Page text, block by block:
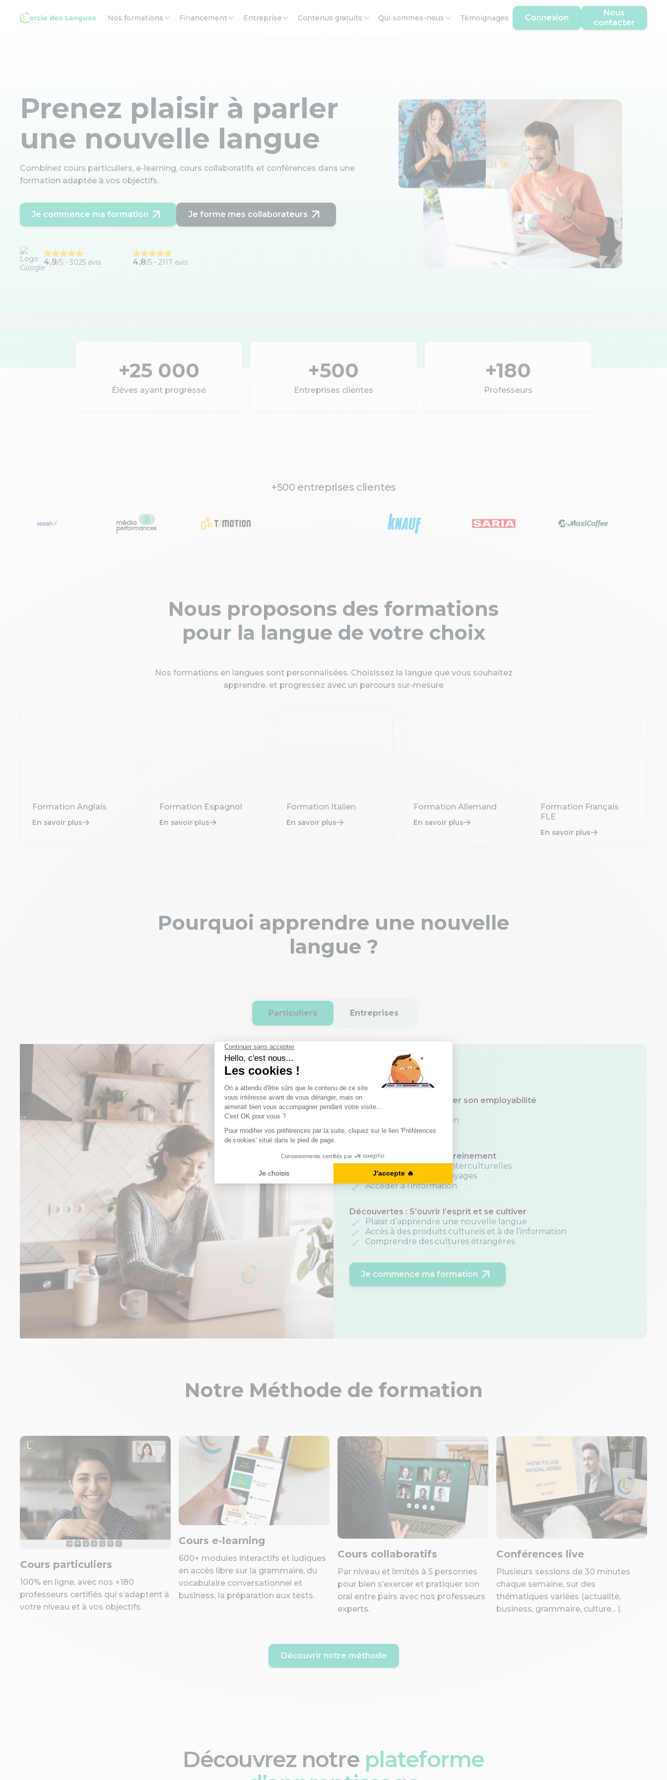
Nos formations Financement Entreprise Contenus gratuits Qui sommes-nous Témoignages Connexion
Nous
contacter
Prenez plaisir à parler
une nouvelle langue
Combinez cours particuliers, e-learning, cours collaboratifs et conférences dans une
formation adaptée à vos objectifs.
Je commence ma formation Je forme mes collaborateurs
4,9/5 - 3025 avis 4,8/5 - 2117 avis
+25 000
Élèves ayant progressé
+500
Entreprises clientes
+180
Professeurs
+500 entreprises clientes
Nous proposons des formations
pour la langue de votre choix
Nos formations en langues sont personnalisées. Choisissez la langue que vous souhaitez
apprendre, et progressez avec un parcours sur-mesure
Formation Anglais
En savoir plus
Formation Espagnol
En savoir plus
Formation Italien
En savoir plus
Formation Allemand
En savoir plus
Formation Français
FLE
En savoir plus
Pourquoi apprendre une nouvelle
langue ?
Particuliers Entreprises
Compétences : Augmenter son employabilité
Trouver un emploi
Obtenir une promotion
Valider un diplôme
Voyages : Se déplacer sereinement
Faire des rencontres interculturelles
Mieux organiser ses voyages
Accéder à l’information
Découvertes : S’ouvrir l’esprit et se cultiver
Plaisir d’apprendre une nouvelle langue
Accès à des produits culturels et à de l’information
Comprendre des cultures étrangères
Je commence ma formation
Notre Méthode de formation
Cours particuliers
100% en ligne, avec nos +180
professeurs certifiés qui s’adaptent à
votre niveau et à vos objectifs.
Cours e-learning
600+ modules interactifs et ludiques
en accès libre sur la grammaire, du
vocabulaire conversationnel et
business, la préparation aux tests.
Cours collaboratifs
Par niveau et limités à 5 personnes
pour bien s’exercer et pratiquer son
oral entre pairs avec nos professeurs
experts.
Conférences live
Plusieurs sessions de 30 minutes
chaque semaine, sur des
thématiques variées (actualité,
business, grammaire, culture... ).
Découvrir notre méthode
Découvrez notre plateforme